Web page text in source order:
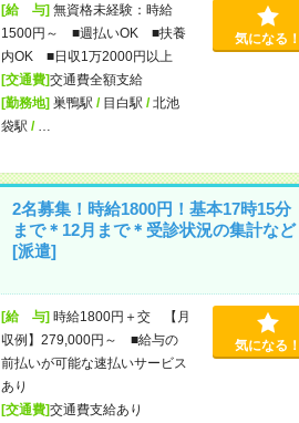
[給 与]無資格未経験：時給
1500円～ ■週払いOK ■扶養
内OK ■日収1万2000円以上
[交通費]交通費全額支給
[勤務地]巣鴨駅 / 目白駅 /北池
袋駅 /
気になる！
2名募集！時給1800円！基本17時15分
まで＊12月まで＊受診状況の集計など
[派遣]
[給 与]時給1800円＋交 【月
収例】279,000円～ ■給与の
前払いが可能な速払いサービス
あり
[交通費]交通費支給あり
気になる！